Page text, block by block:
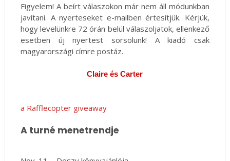
Figyelem! A beírt válaszokon már nem áll módunkban
javítani. A nyerteseket e-mailben értesítjük. Kérjük,
hogy levelünkre 72 órán belül válaszoljatok, ellenkező
esetben új nyertest sorsolunk! A kiadó csak
magyarországi címre postáz.
Claire és Carter
a Rafflecopter giveaway
A turné menetrendje